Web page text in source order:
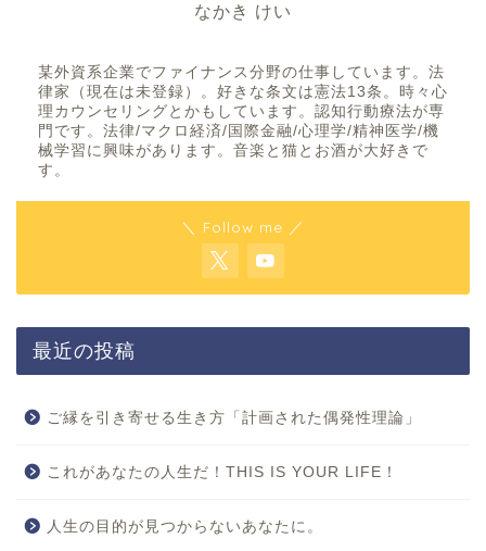
なかき けい
某外資系企業でファイナンス分野の仕事しています。法
律家（現在は未登録）。好きな条文は憲法13条。時々心
理カウンセリングとかもしています。認知行動療法が専
門です。法律/マクロ経済/国際金融/心理学/精神医学/機
械学習に興味があります。音楽と猫とお酒が大好きで
す。
＼ Follow me ／
最近の投稿
ご縁を引き寄せる生き方「計画された偶発性理論」
これがあなたの人生だ！THIS IS YOUR LIFE！
人生の目的が見つからないあなたに。